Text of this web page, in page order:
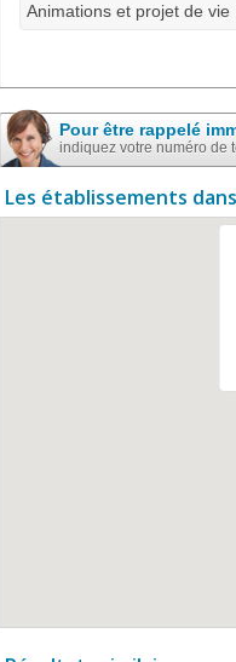
Animations et projet de vie
Pour être rappelé
indiquez votre numéro de
Les établissements